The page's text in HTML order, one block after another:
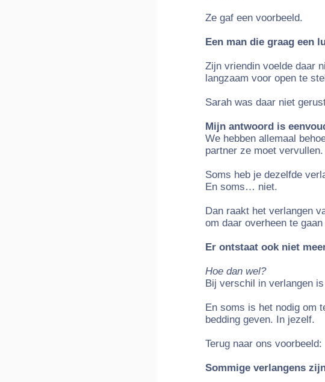
Ze gaf een voorbeeld.
Een man die graag een
Zijn vriendin voelde daar
langzaam voor open te
Sarah was daar niet
Mijn antwoord is
We hebben allemaal
partner ze moet
Soms heb je dezelfde
En soms… niet.
Dan raakt het verlangen
om daar overheen te
Er ontstaat ook niet
Hoe dan wel?
Bij verschil in verlangen
En soms is het nodig om
bedding geven. In jezelf.
Terug naar ons voorbeeld:
Sommige verlangens